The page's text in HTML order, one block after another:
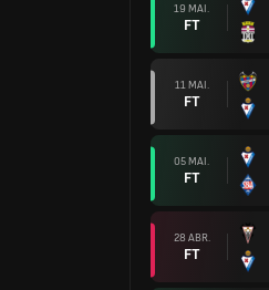
19 MAI.
FT
11 MAI.
FT
05 MAI.
FT
28 ABR.
FT